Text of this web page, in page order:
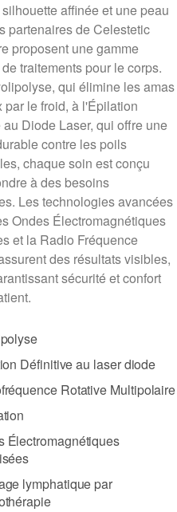
affinée et une peau
partenaires de Celestetic
proposent une gamme
traitements pour le corps.
qui élimine les amas
par le froid, à l'Épilation
Diode Laser, qui offre une
contre les poils
chaque soin est conçu
à des besoins
Les technologies avancées
Ondes Électromagnétiques
et la Radio Fréquence
des résultats visibles,
sécurité et confort
Définitive au laser diode
Rotative Multipolaire
Électromagnétiques
lymphatique par